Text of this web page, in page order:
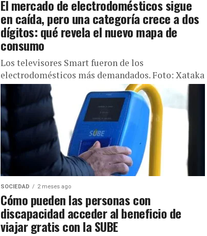
El mercado de electrodomésticos sigue
en caída, pero una categoría crece a dos
dígitos: qué revela el nuevo mapa de
consumo
Los televisores Smart fueron de los
electrodomésticos más demandados. Foto: Xataka
En un mercado en el que los consumidores siguen
eligiendo con cautela y postergan muchas...
SOCIEDAD 2 meses ago
Cómo pueden las personas con
discapacidad acceder al beneficio de
viajar gratis con la SUBE